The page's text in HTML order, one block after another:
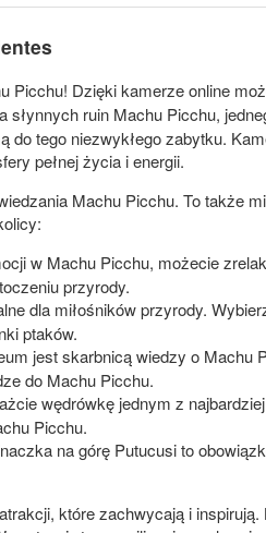
Dzięki kamerze online
słynnych ruin Machu Picchu,
do tego niezwykłego zabytku.
pełnej życia i energii.
Machu Picchu. To także
w Machu Picchu, możecie
przyrody.
dla miłośników przyrody.
ptaków.
jest skarbnicą wiedzy o Machu
do Machu Picchu.
wędrówkę jednym z
Picchu.
na górę Putucusi to
które zachwycają i